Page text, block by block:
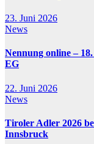
23. Juni 2026
News
Nennung online –
EG
22. Juni 2026
News
Tiroler Adler 2026
Innsbruck